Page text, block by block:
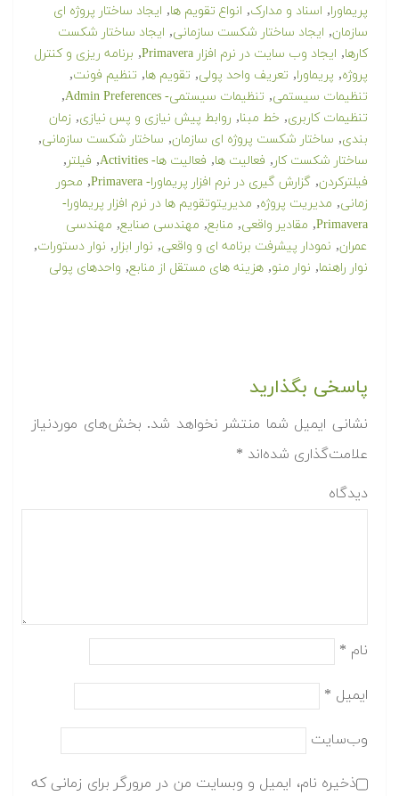
پریماورا, اسناد و مدارک, انواع تقویم ها, ایجاد ساختار پروژه ای
سازمان, ایجاد ساختار شکست سازمانی, ایجاد ساختار شکست
کارها, ایجاد وب سایت در نرم افزار Primavera , برنامه ریزی و کنترل
پروژه, پریماورا, تعریف واحد پولی, تقویم ها, تنظیم فونت,
تنظیمات سیستمی, تنظیمات سیستمی- Admin Preferences ,
تنظیمات کاربری, خط مبنا, روابط پیش نیازی و پس نیازی, زمان
بندی, ساختار شکست پروژه ای سازمان, ساختار شکست سازمانی,
ساختار شکست کار, فعالیت ها, فعالیت ها- Activities , فیلتر,
فیلترکردن, گزارش گیری در نرم افزار پریماورا- Primavera , محور
زمانی, مدیریت پروژه, مدیریتوتقویم ها در نرم افزار پریماورا-
Primavera
, مقادیر واقعی, منابع, مهندسی صنایع, مهندسی
عمران, نمودار پیشرفت برنامه ای و واقعی, نوار ابزار, نوار دستورات,
نوار راهنما, نوار منو, هزینه های مستقل از منابع, واحدهای پولی
پاسخی بگذارید
نشانی ایمیل شما منتشر نخواهد شد. بخش‌های موردنیاز
علامت‌گذاری شده‌اند *
دیدگاه
نام *
ایمیل *
وب‌سایت
ذخیره نام، ایمیل و وبسایت من در مرورگر برای زمانی که